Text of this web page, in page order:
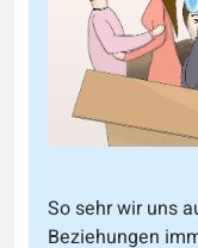
So sehr wir uns
Beziehungen